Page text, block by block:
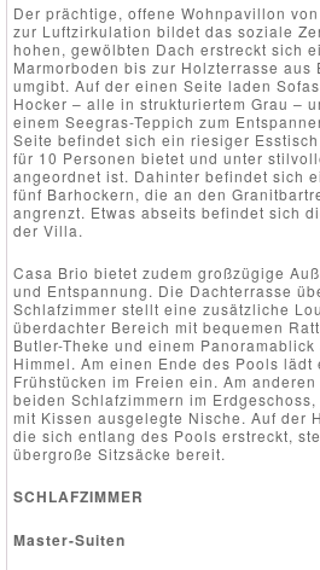
Der prächtige, offene Wohnpavillon
zur Luftzirkulation bildet das soziale
hohen, gewölbten Dach erstreckt sich
Marmorboden bis zur Holzterrasse aus
umgibt. Auf der einen Seite laden
Hocker – alle in strukturiertem Grau –
einem Seegras-Teppich zum
Seite befindet sich ein riesiger
für 10 Personen bietet und unter
angeordnet ist. Dahinter befindet sich
fünf Barhockern, die an den
angrenzt. Etwas abseits befindet sich
der Villa.
Casa Brio bietet zudem großzügige
und Entspannung. Die Dachterrasse
Schlafzimmer stellt eine zusätzliche
überdachter Bereich mit bequemen
Butler-Theke und einem
Himmel. Am einen Ende des Pools lädt
Frühstücken im Freien ein. Am
beiden Schlafzimmern im
mit Kissen ausgelegte Nische. Auf der
die sich entlang des Pools erstreckt,
übergroße Sitzsäcke bereit.
SCHLAFZIMMER
Master-Suiten